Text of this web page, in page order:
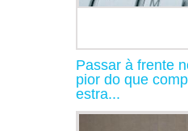
Passar à frente
pior do que
estra...